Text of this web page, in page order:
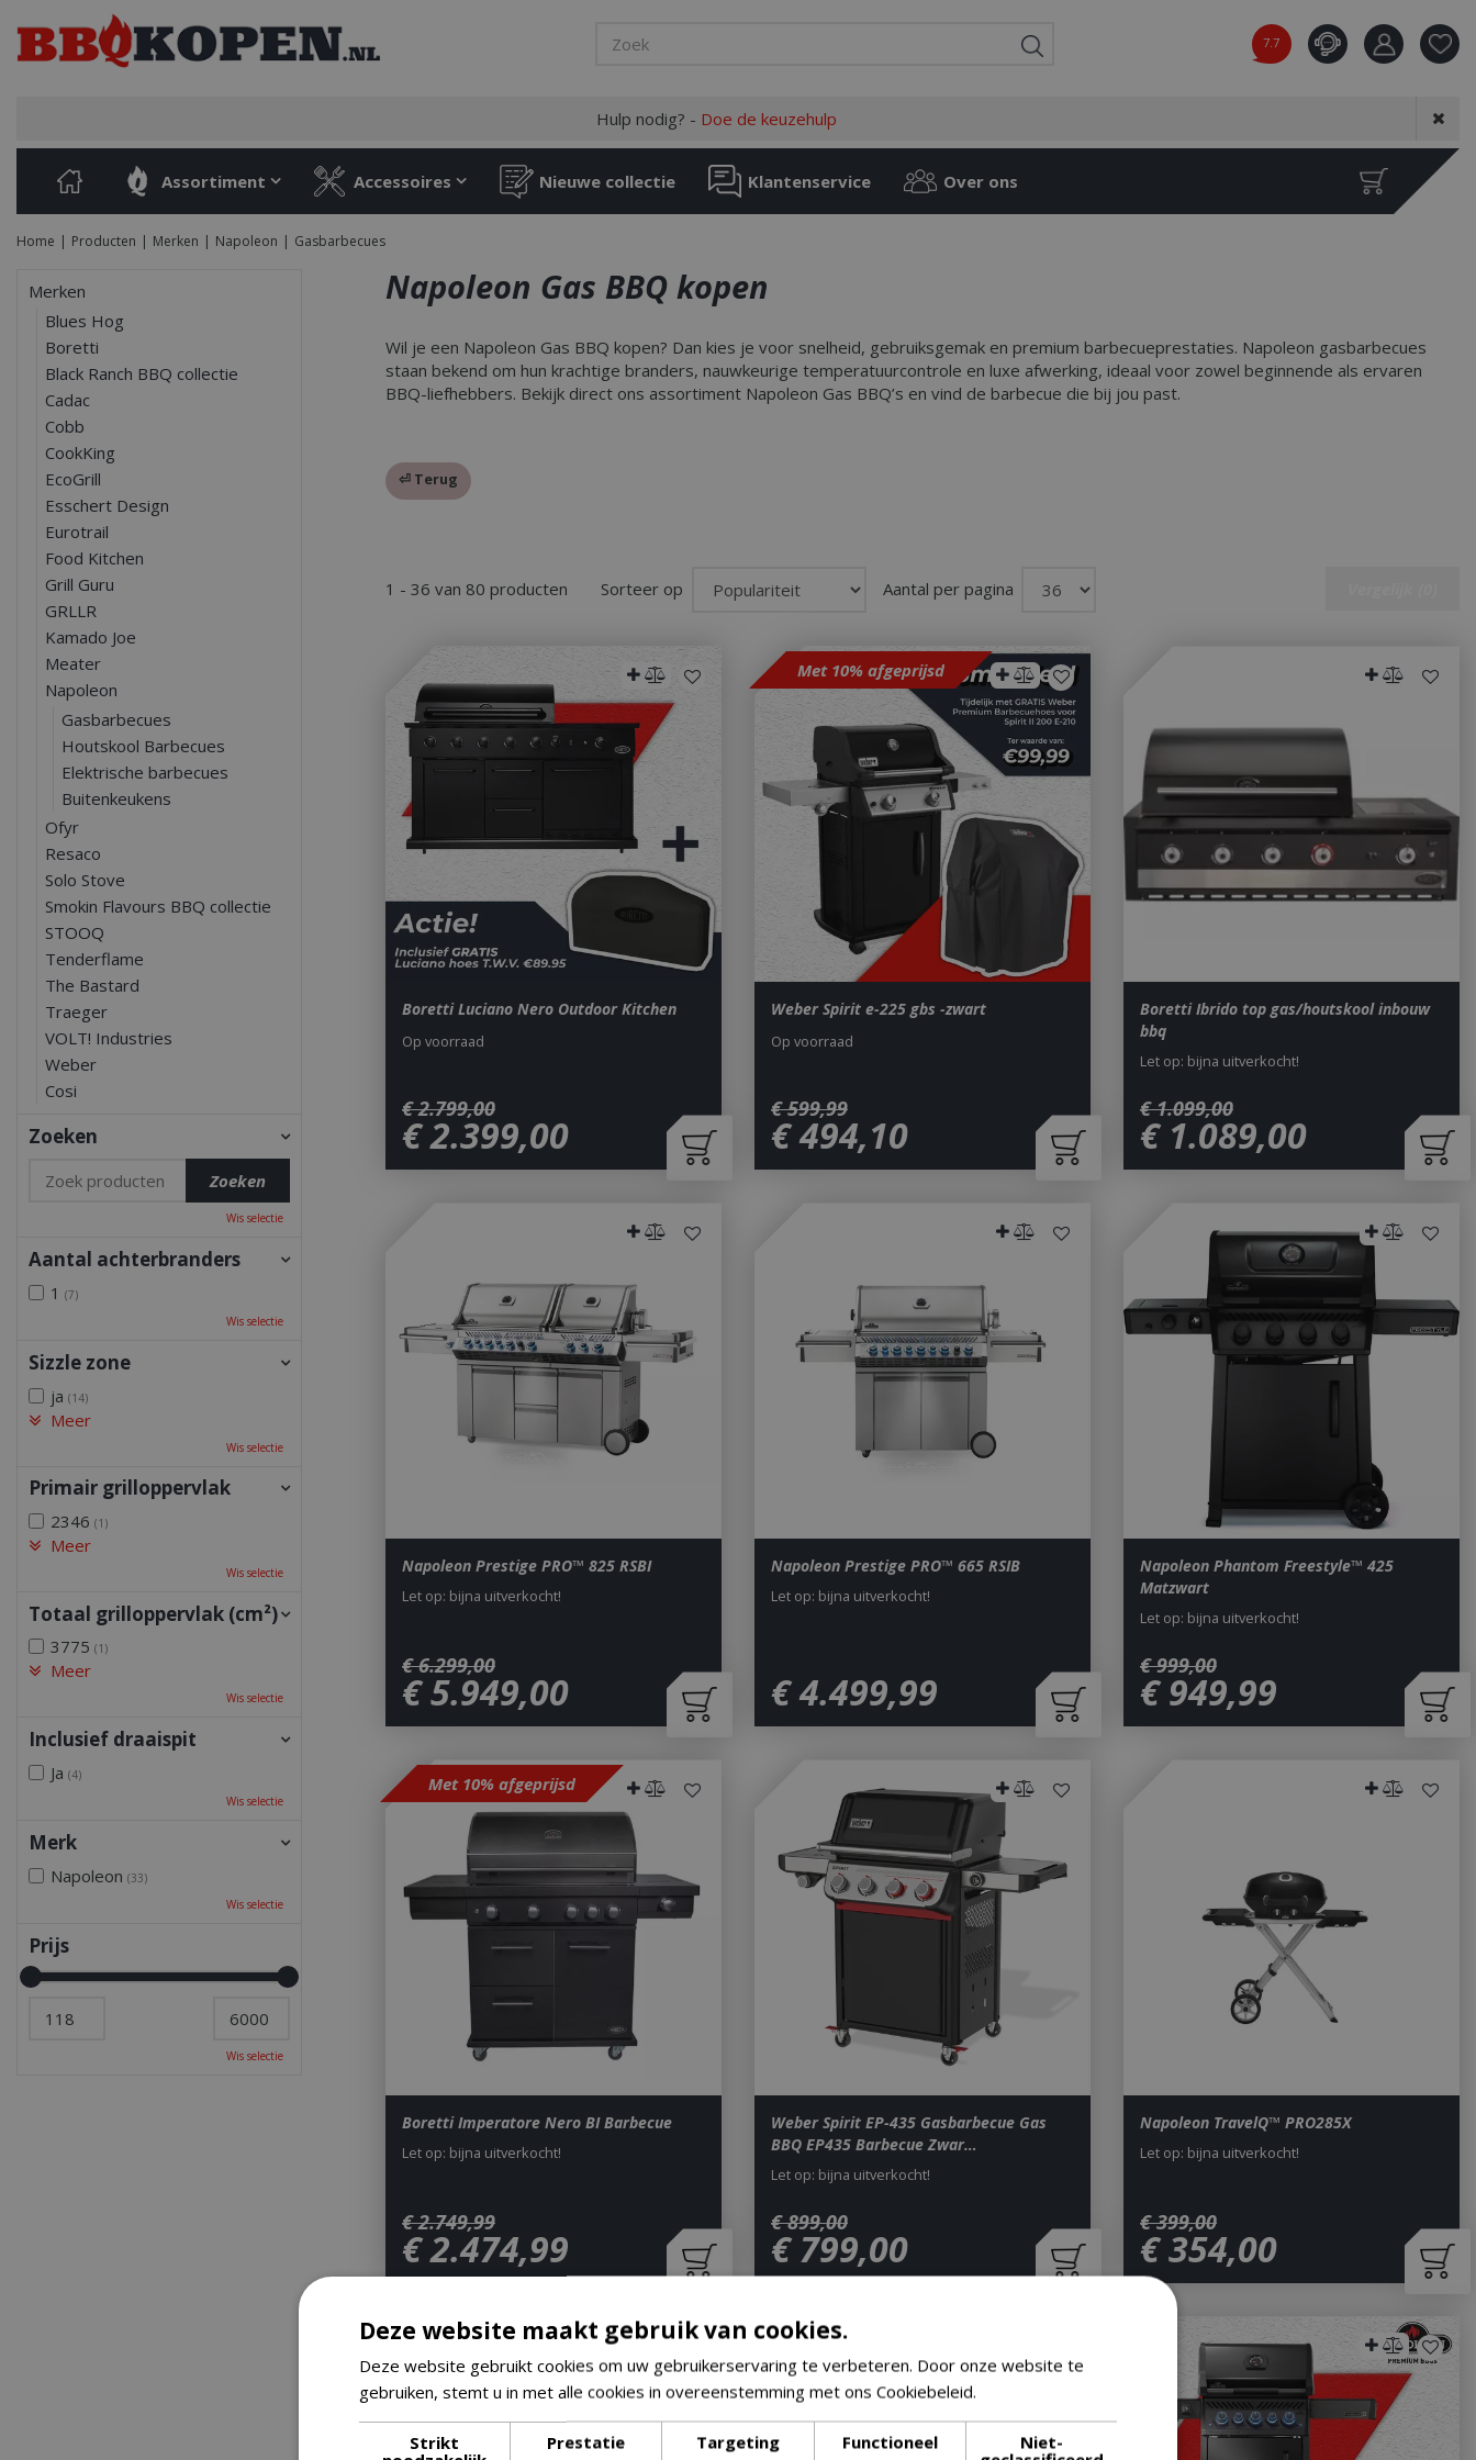
naar
content
Home Producten Merken Napoleon Gasbarbecues
7.7
Hulp nodig? - Doe de keuzehulp
Assortiment Accessoires Nieuwe collectie Klantenservice Over ons
Napoleon Gas BBQ kopen
Wil je een Napoleon Gas BBQ kopen? Dan kies je voor snelheid, gebruiksgemak en premium barbecueprestaties. Napoleon gasbarbecues
staan bekend om hun krachtige branders, nauwkeurige temperatuurcontrole en luxe afwerking, ideaal voor zowel beginnende als ervaren
BBQ-liefhebbers. Bekijk direct ons assortiment Napoleon Gas BBQ’s en vind de barbecue die bij jou past.
⏎ Terug
1 - 36 van 80 producten Aantal per pagina
Sorteer op
Boretti Luciano Nero Outdoor Kitchen
€ 2.799,00
€2.399,00
Op voorraad
Met 10% afgeprijsd
Weber Spirit e-225 gbs -zwart
€ 599,99
€494,10
Op voorraad
Boretti Ibrido top gas/houtskool inbouw
bbq
€ 1.099,00
€ 1.089,00
Let op: bijna uitverkocht!
Napoleon Prestige PRO™ 825 RSBI
€ 6.299,00
€5.949,00
Let op: bijna uitverkocht!
Napoleon Prestige PRO™ 665 RSIB
€4.499,99
Let op: bijna uitverkocht!
Napoleon Phantom Freestyle™ 425
Matzwart
€ 999,00
€ 949,99
Let op: bijna uitverkocht!
Met 10% afgeprijsd
Boretti Imperatore Nero BI Barbecue
€ 2.749,99
€2.474,99
Let op: bijna uitverkocht!
Weber Spirit EP-435 Gasbarbecue Gas
BBQ EP435 Barbecue Zwar…
€ 899,00
€ 799,00
Let op: bijna uitverkocht!
Napoleon TravelQ™ PRO285X
€ 399,00
€354,00
Let op: bijna uitverkocht!
Merken
Blues Hog
Boretti
Black Ranch BBQ collectie
Cadac
Cobb
CookKing
EcoGrill
Esschert Design
Eurotrail
Food Kitchen
Grill Guru
GRLLR
Kamado Joe
Meater
Napoleon
Gasbarbecues
Houtskool Barbecues
Elektrische barbecues
Buitenkeukens
Ofyr
Resaco
Solo Stove
Smokin Flavours BBQ collectie
STOOQ
Tenderflame
The Bastard
Traeger
VOLT! Industries
Weber
Cosi
Zoeken
Wis selectie
Aantal achterbranders
1 (7)
Wis selectie
Sizzle zone
ja (14)
Meer
Wis selectie
Primair grilloppervlak
2346 (1)
Meer
Wis selectie
Totaal grilloppervlak (cm²)
3775 (1)
Meer
Wis selectie
Inclusief draaispit
Ja (4)
Wis selectie
Merk
Napoleon (33)
Wis selectie
Prijs
Wis selectie
Deze website maakt gebruik van cookies.
Deze website gebruikt cookies om uw gebruikerservaring te verbeteren. Door onze website te
gebruiken, stemt u in met alle cookies in overeenstemming met ons Cookiebeleid.
Strikt
Prestatie Targeting Functioneel
Niet-